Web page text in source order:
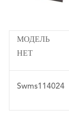
МОДЕЛЬ
НЕТ
Swms114024